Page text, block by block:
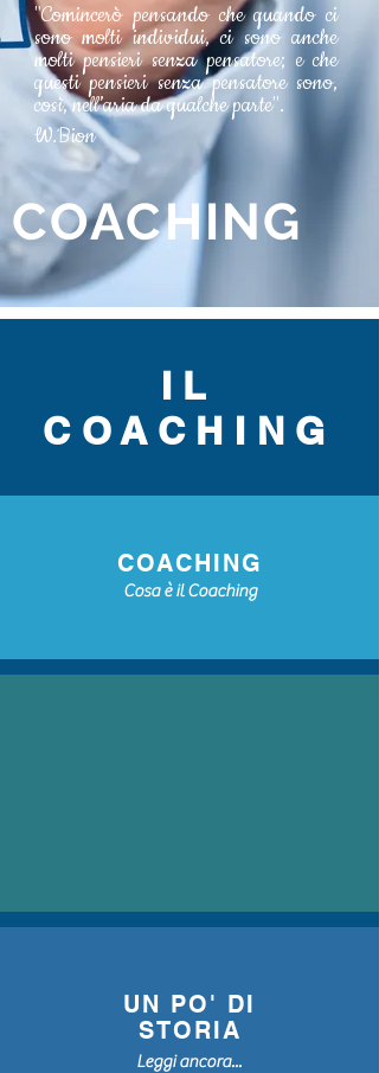
"Comincerò pensando che quando ci
sono molti individui, ci sono anche
molti pensieri senza pensatore; e che
questi pensieri senza pensatore sono,
così, nell’aria da qualche parte".
W.Bion
COACHING
IL
COACHING
COACHING
Cosa è il Coaching
UN PO' DI
STORIA
Leggi ancora...